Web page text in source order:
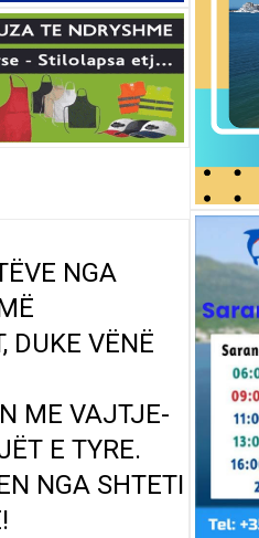
NGA
DUKE VËNË
ME VAJTJE-
E TYRE.
NGA SHTETI